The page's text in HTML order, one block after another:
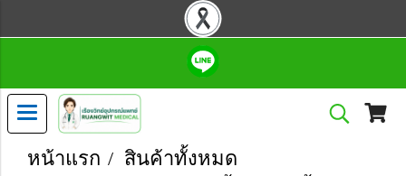
หน้าแรก
สินค้าทั้งหมด